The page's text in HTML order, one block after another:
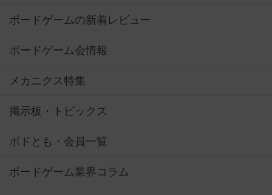
ボードゲームの新着レビュー
ボードゲーム会情報
メカニクス特集
掲示板・トピックス
ボドとも・会員一覧
ボードゲーム業界コラム